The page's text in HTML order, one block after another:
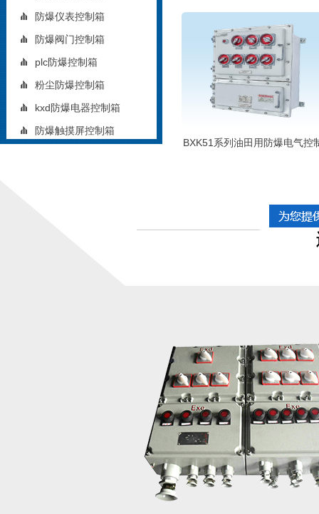
防爆仪表控制箱
防爆阀门控制箱
plc防爆控制箱
粉尘防爆控制箱
kxd防爆电器控制箱
防爆触摸屏控制箱
BXK51系列油田用防爆电气控